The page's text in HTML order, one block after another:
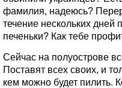
фамилия, надеюсь?
течение нескольких
печеньки? Как тебе
Сейчас на полуострове
Поставят всех своих, и
кем можно будет пилить.